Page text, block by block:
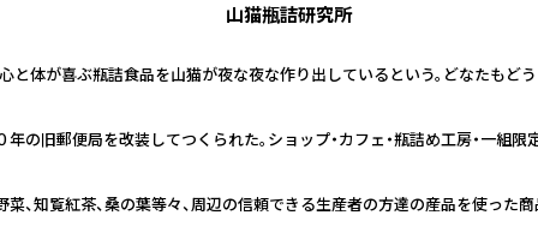
山猫瓶詰研究所
と体が喜ぶ瓶詰食品を山猫が夜な夜な作り出しているという。どなたもど
の旧郵便局を改装してつくられた。ショップ・カフェ・瓶詰め工房・一組限
、知覧紅茶、桑の葉等々、周辺の信頼できる生産者の方達の産品を使った商